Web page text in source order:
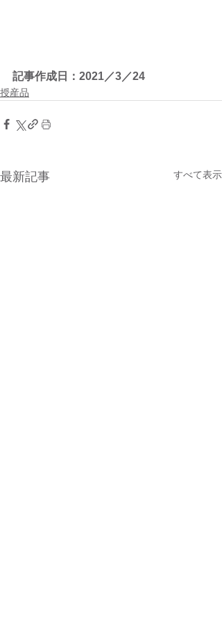
記事作成日：2021／3／24
授産品
最新記事 すべて表示